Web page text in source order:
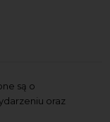
są o
oraz